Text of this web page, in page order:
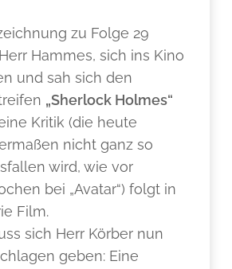
zu Folge 29
Hammes, sich ins Kino
und sah sich den
„Sherlock Holmes“
Kritik (die heute
nicht ganz so
wird, wie vor
bei „Avatar“) folgt in
Film.
sich Herr Körber nun
geben: Eine